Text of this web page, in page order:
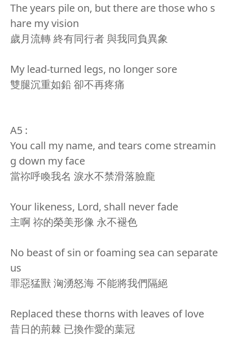
The years pile on, but there are those who s
hare my vision
歲月流轉 終有同行者 與我同負異象
My lead-turned legs, no longer sore
雙腿沉重如鉛 卻不再疼痛
A5 :
You call my name, and tears come streamin
g down my face
當祢呼喚我名 淚水不禁滑落臉龐
Your likeness, Lord, shall never fade
主啊 祢的榮美形像 永不褪色
No beast of sin or foaming sea can separate
us
罪惡猛獸 洶湧怒海 不能將我們隔絕
Replaced these thorns with leaves of love
昔日的荊棘 已換作愛的葉冠